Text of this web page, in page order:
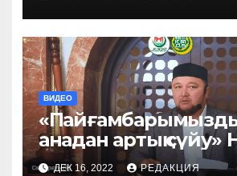
ВИДЕО
анадан артық сүйу»
Бақытұлы ұстаз
ДЕК 16, 2022 РЕДАКЦИЯ